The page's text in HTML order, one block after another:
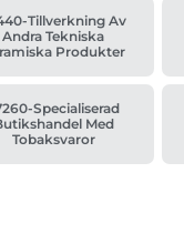
Tillverkning Av
Andra Tekniska
Produkter
Specialiserad
Med
Tobaksvaror